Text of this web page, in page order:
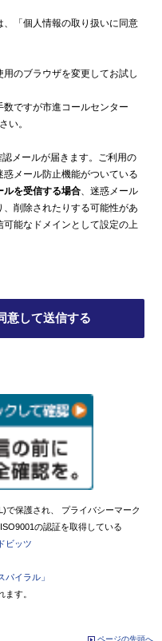
「個人情報の取り扱いに同意
のブラウザを変更してお試し
ですが市進コールセンター
い。
メールが届きます。ご利用の
メール防止機能がついている
ルを受信する場合、迷惑メール
削除されたりする可能性があ
能なドメインとして設定の上
で保護され、 プライバシーマーク
の認証を取得している
ビッツ
パイラル」
ます。
ページの先頭へ